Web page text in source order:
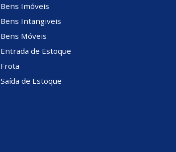
Bens Imóveis
Bens Intangiveis
Bens Móveis
Entrada de Estoque
Frota
Saída de Estoque